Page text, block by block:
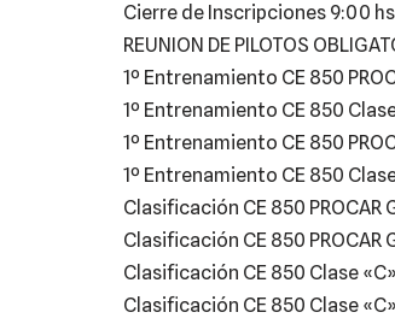
Cierre de Inscripciones 9:00
REUNION DE PILOTOS
1º Entrenamiento CE 850
1º Entrenamiento CE 850
1º Entrenamiento CE 850
1º Entrenamiento CE 850
Clasificación CE 850 PROCAR
Clasificación CE 850 PROCAR
Clasificación CE 850 Clase
Clasificación CE 850 Clase